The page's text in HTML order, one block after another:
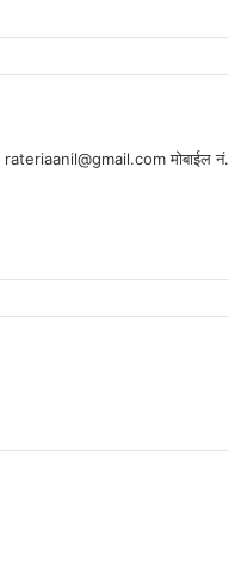
rateriaanil@gmail.comमोबाईल